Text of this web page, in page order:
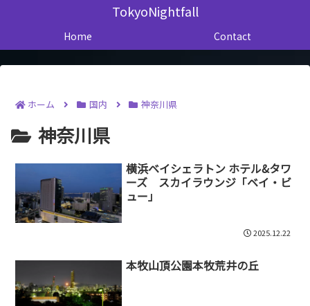
TokyoNightfall
Home Contact
ホーム 国内 神奈川県
神奈川県
横浜ベイシェラトン ホテル&タワ
ーズ スカイラウンジ「ベイ・ビ
ュー」
2025.12.22
本牧山頂公園本牧荒井の丘